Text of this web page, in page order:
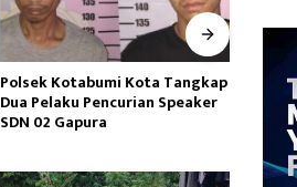
Polsek Kotabumi Kota Tangkap
Dua Pelaku Pencurian Speaker
SDN 02 Gapura dan